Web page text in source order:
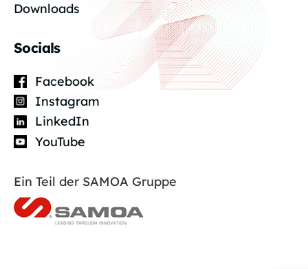
Downloads
Socials
Facebook
Instagram
LinkedIn
YouTube
Ein Teil der SAMOA Gruppe